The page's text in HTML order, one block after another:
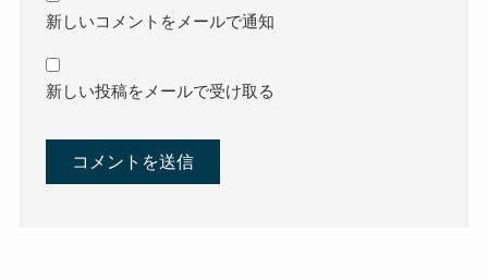
新しいコメントをメールで通知
新しい投稿をメールで受け取る